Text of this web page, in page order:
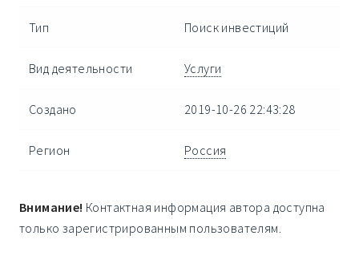
Тип Поиск инвестиций
Вид деятельности Услуги
Создано 2019-10-26 22:43:28
Регион Россия
Внимание! Контактная информация автора доступна
только зарегистрированным пользователям.